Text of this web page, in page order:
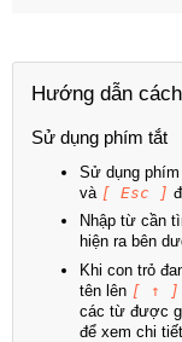
Hướng dẫn
Sử dụng phím tắt
Sử dụng phím
và [ Esc ]
Nhập từ cần
hiện ra bên
Khi con trỏ
tên lên [ ↑ ]
các từ được
để xem chi